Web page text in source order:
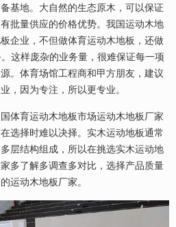
基地。大自然的生态原木，可以保证
批量供应的价格优势。我国运动木地
企业，不但做体育运动木地板，还做
这样庞杂的业务量，很难保证每一项
。体育场馆工程商和甲方朋友，建议
，因为专注，所以更专业。
体育运动木地板市场运动木地板厂家
选择时难以决择。实木运动地板通常
层结构组成，所以在挑选实木运动地
多了解多调查多对比，选择产品质量
运动木地板厂家。